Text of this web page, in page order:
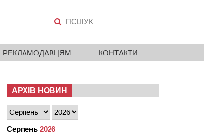
РЕКЛАМОДАВЦЯМ КОНТАКТИ
АРХІВ НОВИН
Серпень 2026